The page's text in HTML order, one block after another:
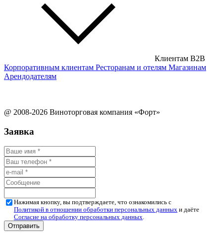
Клиентам B2B
Корпоративным клиентам Ресторанам и отелям Магазинам
Арендодателям
@ 2008-2026 Виноторговая компания «Форт»
Заявка
Нажимая кнопку, вы подтверждаете, что ознакомились с
Политикой в отношении обработки персональных данных и даёте
Согласие на обработку персональных данных.